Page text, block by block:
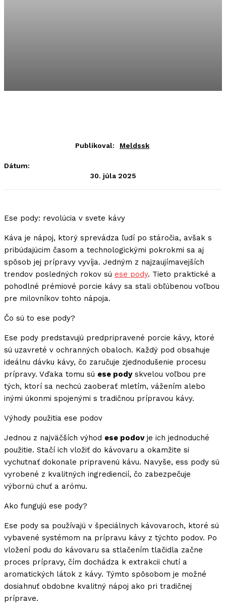
Publikoval: Meldssk
Dátum:
30. júla 2025
Ese pody: revolúcia v svete kávy
Káva je nápoj, ktorý sprevádza ľudí po stáročia, avšak s
pribúdajúcim časom a technologickými pokrokmi sa aj
spôsob jej prípravy vyvíja. Jedným z najzaujímavejších
trendov posledných rokov sú ese pody. Tieto praktické a
pohodlné prémiové porcie kávy sa stali obľúbenou voľbou
pre milovníkov tohto nápoja.
Čo sú to ese pody?
Ese pody predstavujú predpripravené porcie kávy, ktoré
sú uzavreté v ochranných obaloch. Každý pod obsahuje
ideálnu dávku kávy, čo zaručuje zjednodušenie procesu
prípravy. Vďaka tomu sú ese podyskvelou voľbou pre
tých, ktorí sa nechcú zaoberať mletím, vážením alebo
inými úkonmi spojenými s tradičnou prípravou kávy.
Výhody použitia ese podov
Jednou z najväčších výhod ese podovje ich jednoduché
použitie. Stačí ich vložiť do kávovaru a okamžite si
vychutnať dokonale pripravenú kávu. Navyše, ess pody sú
vyrobené z kvalitných ingrediencií, čo zabezpečuje
výbornú chuť a arómu.
Ako fungujú ese pody?
Ese pody sa používajú v špeciálnych kávovaroch, ktoré sú
vybavené systémom na prípravu kávy z týchto podov. Po
vložení podu do kávovaru sa stlačením tlačidla začne
proces prípravy, čím dochádza k extrakcii chutí a
aromatických látok z kávy. Týmto spôsobom je možné
dosiahnuť obdobne kvalitný nápoj ako pri tradičnej
príprave.